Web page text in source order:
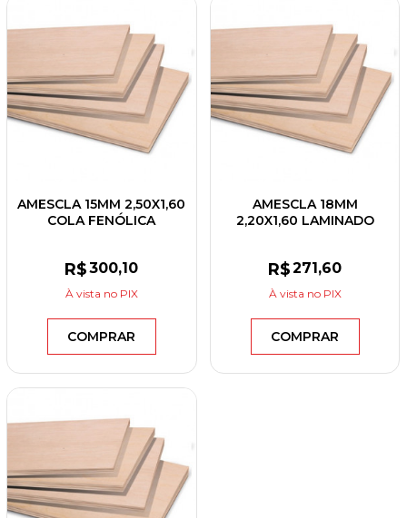
AMESCLA 15MM 2,50X1,60
COLA FENÓLICA
R$300,10
À vista no PIX
COMPRAR
AMESCLA 18MM
2,20X1,60 LAMINADO
R$271 ,60
À vista no PIX
COMPRAR